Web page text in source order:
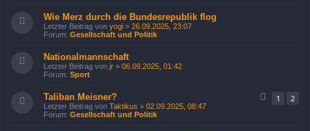
Wie Merz durch die Bundesrepublik flog
Letzter Beitrag von yogi » 26.09.2025, 23:07
Forum: Gesellschaft und Politik
Nationalmannschaft
Letzter Beitrag von jr » 06.09.2025, 01:42
Forum: Sport
Taliban Meisner? 1 2
Letzter Beitrag von Taktikus » 02.09.2025, 08:47
Forum: Gesellschaft und Politik